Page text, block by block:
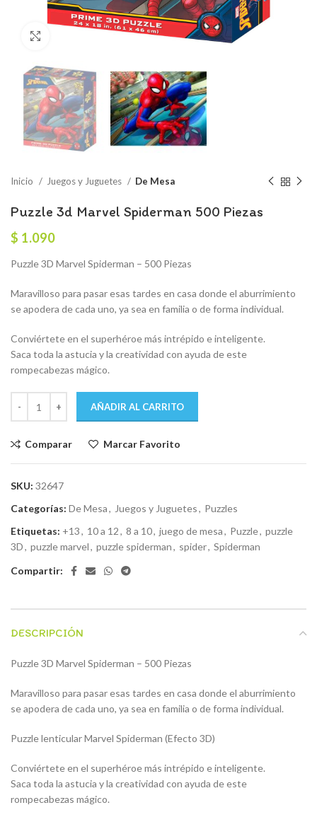
Inicio Juegos y Juguetes De Mesa
Puzzle 3d Marvel Spiderman 500 Piezas
$ 1.090
Puzzle 3D Marvel Spiderman – 500 Piezas
Maravilloso para pasar esas tardes en casa donde el aburrimiento
se apodera de cada uno, ya sea en familia o de forma individual.
Conviértete en el superhéroe más intrépido e inteligente.
Saca toda la astucia y la creatividad con ayuda de este
rompecabezas mágico.
AÑADIR AL CARRITO
Comparar Marcar Favorito
SKU: 32647
Categorías: De Mesa, Juegos y Juguetes, Puzzles
Etiquetas: +13, 10 a 12, 8 a 10, juego de mesa, Puzzle, puzzle
3D, puzzle marvel, puzzle spiderman, spider, Spiderman
Compartir:
DESCRIPCIÓN
Puzzle 3D Marvel Spiderman – 500 Piezas
Maravilloso para pasar esas tardes en casa donde el aburrimiento
se apodera de cada uno, ya sea en familia o de forma individual.
Puzzle lenticular Marvel Spiderman (Efecto 3D)
Conviértete en el superhéroe más intrépido e inteligente.
Saca toda la astucia y la creatividad con ayuda de este
rompecabezas mágico.